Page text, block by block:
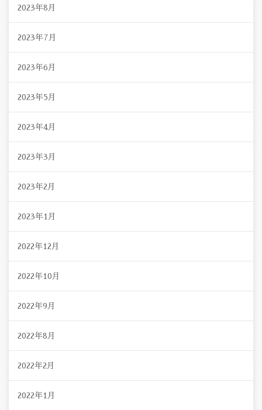
2023年8月
2023年7月
2023年6月
2023年5月
2023年4月
2023年3月
2023年2月
2023年1月
2022年12月
2022年10月
2022年9月
2022年8月
2022年2月
2022年1月